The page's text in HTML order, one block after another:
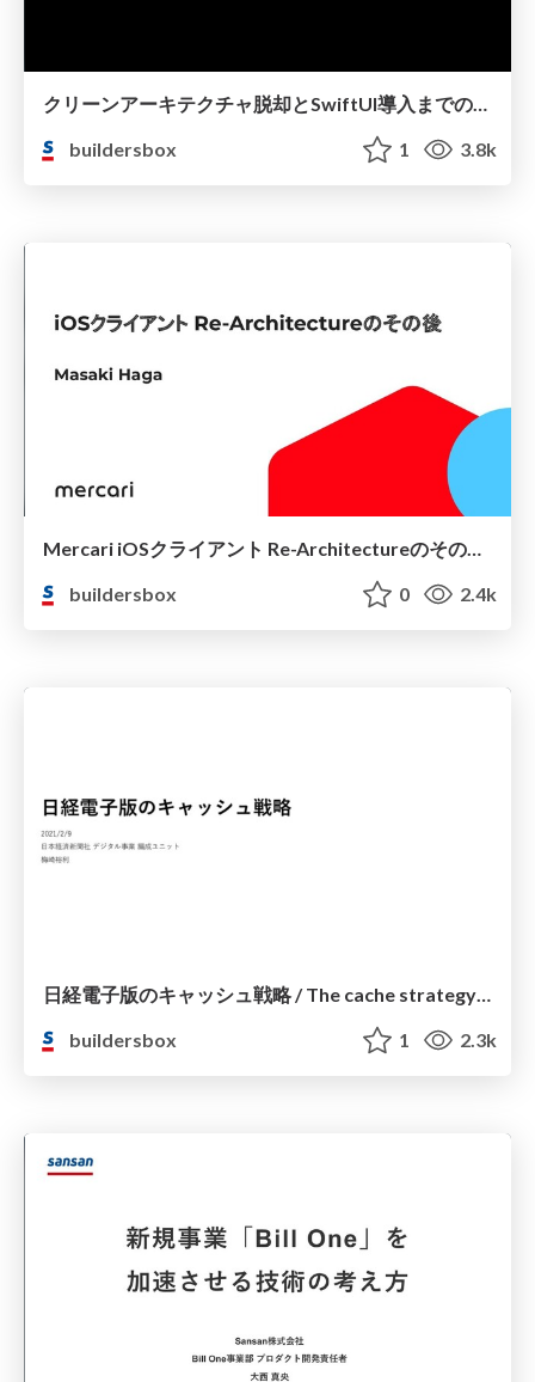
クリーンアーキテクチャ脱却とSwiftUI導入までの道のり / Beyond Clean Architecture and Introducing SwiftUI
buildersbox
1 3.8k
Mercari iOSクライアント Re-Architectureのその後 / After Re-Architecture of Mercari iOS client
buildersbox
0 2.4k
buildersbox
1 2.3k